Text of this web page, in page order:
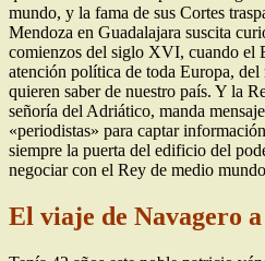
mundo, y la fama de sus Cortes
Mendoza en Guadalajara suscita
comienzos del siglo XVI, cuando el
atención política de toda Europa, del
quieren saber de nuestro país. Y la
señoría del Adriático, manda
«periodistas» para captar
siempre la puerta del edificio del
negociar con el Rey de medio
El viaje de Navagero a